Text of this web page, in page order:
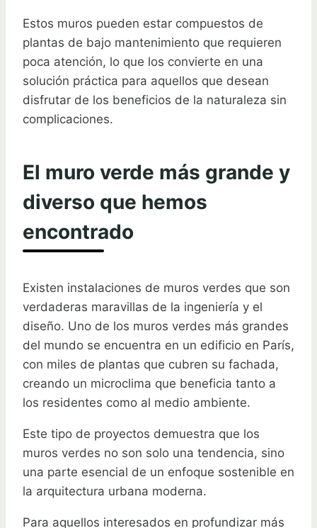
Estos muros pueden estar compuestos de
plantas de bajo mantenimiento que requieren
poca atención, lo que los convierte en una
solución práctica para aquellos que desean
disfrutar de los beneficios de la naturaleza sin
complicaciones.
El muro verde más grande y
diverso que hemos
encontrado
Existen instalaciones de muros verdes que son
verdaderas maravillas de la ingeniería y el
diseño. Uno de los muros verdes más grandes
del mundo se encuentra en un edificio en París,
con miles de plantas que cubren su fachada,
creando un microclima que beneficia tanto a
los residentes como al medio ambiente.
Este tipo de proyectos demuestra que los
muros verdes no son solo una tendencia, sino
una parte esencial de un enfoque sostenible en
la arquitectura urbana moderna.
Para aquellos interesados en profundizar más